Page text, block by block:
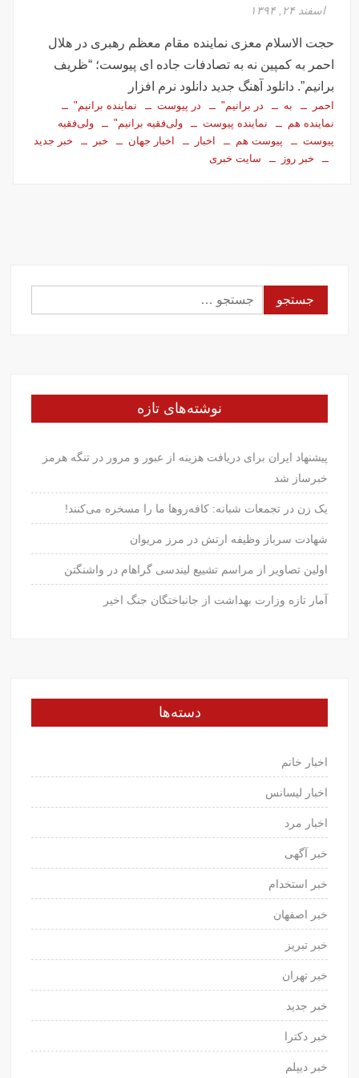
تصاویر تصادف زنجیره‌ای ۱۲ خودرو در تهران
اولین جلسه امنیتی ایران و امارات پس از جنگ؟!
جاسوسی اسرائیل از مقامات آمریکا در خصوص ایران
سفره عقدی که با پهپاد در میدان انقلاب برپا شد
این سه نفر بد اخلاق‌ترین ایرانی‌های ۲۴ ساعت اخیر هستند
آیت‌الله دژکام: قرآن و عترت کلید هویت و حل مشکلات فرهنگی
در ساعات اخیر اینترنت برخی مردم قطع شد
اسفند ۲۴, ۱۳۹۴
حجت الاسلام معزی نماینده مقام معظم رهبری در هلال
احمر به کمپین نه به تصادفات جاده ای پیوست؛ “ظریف
برانیم”. دانلود آهنگ جدید دانلود نرم افزار
احمر به در برانیم" در پیوست
نماینده برانیم"
نماینده هم
نماینده پیوست ولی‌فقیه برانیم"
ولی‌فقیه
پیوست
پیوست هم اخبار اخبار جهان خبر
خبر جدید
خبر روز
سایت خبری
جستجو
برای:
نوشته‌های تازه
پیشنهاد ایران برای دریافت هزینه از عبور و مرور در تنگه هرمز
خبرساز شد
یک زن در تجمعات شبانه: کافه‌روها ما را مسخره می‌کنند!
شهادت سرباز وظیفه ارتش در مرز مریوان
اولین تصاویر از مراسم تشییع لیندسی گراهام در واشنگتن
آمار تازه وزارت بهداشت از جانباختگان جنگ اخیر
دسته‌ها
اخبار خانم
اخبار لیسانس
اخبار مرد
خبر آگهی
خبر استخدام
خبر اصفهان
خبر تبریز
خبر تهران
خبر جدید
خبر دکترا
خبر دیپلم